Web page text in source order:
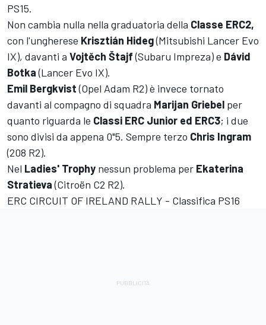
PS15.
Non cambia nulla nella graduatoria della Classe ERC2,
con l'ungherese Krisztián Hideg(Mitsubishi Lancer Evo
IX), davanti a Vojtěch Štajf(Subaru Impreza) e Dávid
Botka(Lancer Evo IX).
Emil Bergkvist(Opel Adam R2) è invece tornato
davanti al compagno di squadra Marijan Griebel per
quanto riguarda le Classi ERC Junior ed ERC3; i due
sono divisi da appena 0"5. Sempre terzo Chris Ingram
(208 R2).
Nel Ladies' Trophy nessun problema per Ekaterina
Stratieva(Citroën C2 R2).
ERC CIRCUIT OF IRELAND RALLY - Classifica PS16